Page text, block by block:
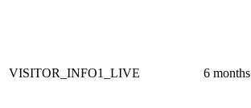
VISITOR_INFO1_LIVE 6 months